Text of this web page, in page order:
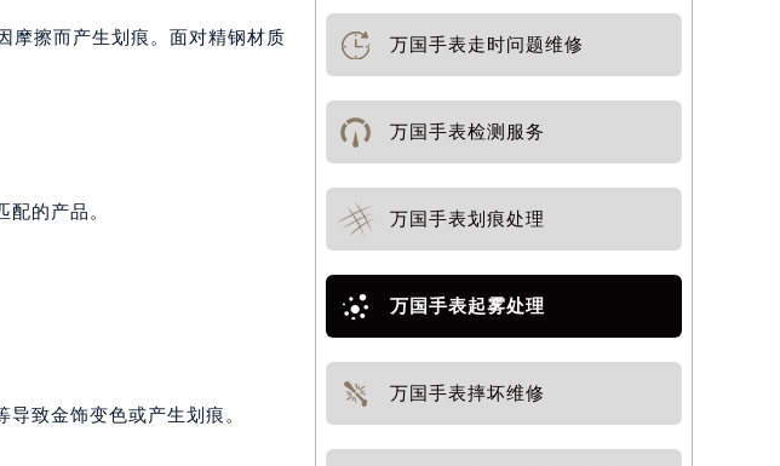
摩擦而产生划痕。面对精钢材质
的产品。
致金饰变色或产生划痕。
万国手表走时问题维修
万国手表检测服务
万国手表划痕处理
万国手表起雾处理
万国手表摔坏维修